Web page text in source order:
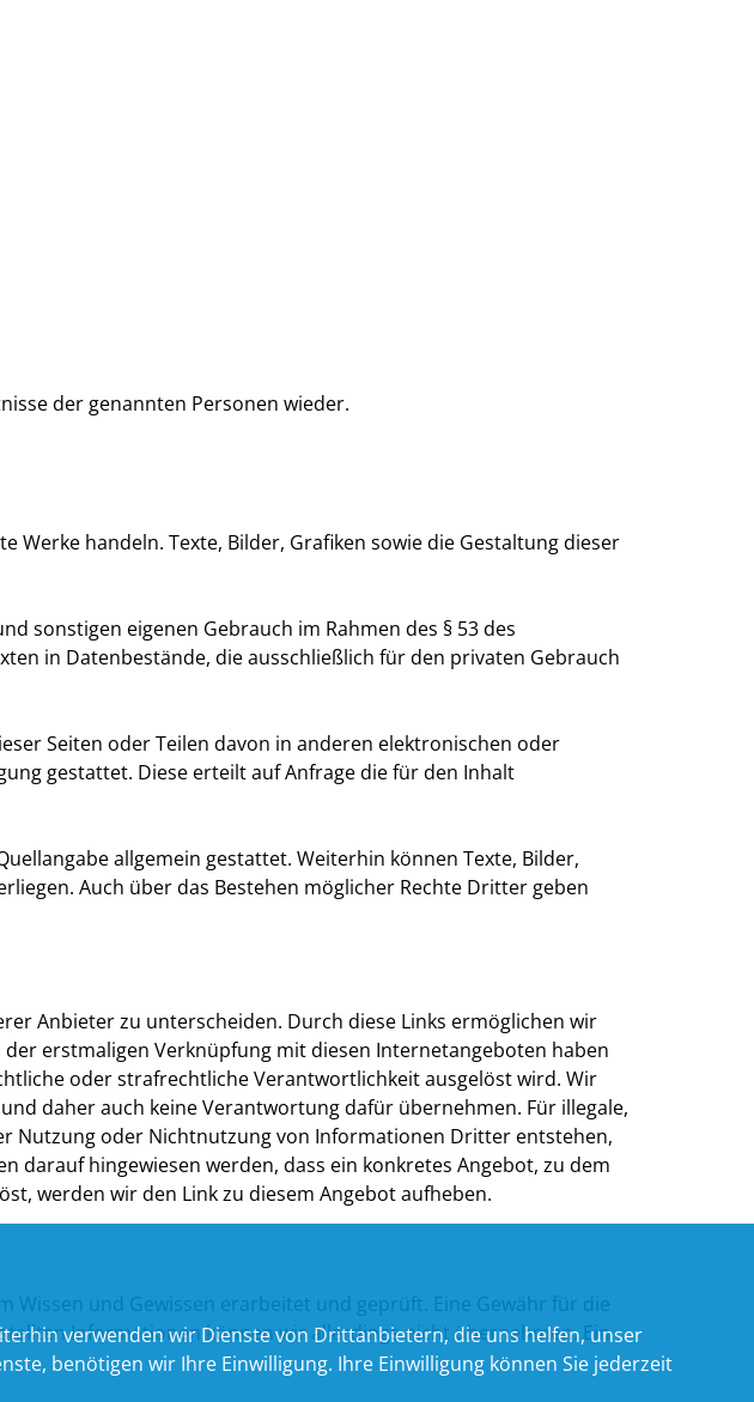
der genannten Personen wieder.
handeln. Texte, Bilder, Grafiken sowie die Gestaltung dieser
sonstigen eigenen Gebrauch im Rahmen des § 53 des
in Datenbestände, die ausschließlich für den privaten Gebrauch
Seiten oder Teilen davon in anderen elektronischen oder
gestattet. Diese erteilt auf Anfrage die für den Inhalt
allgemein gestattet. Weiterhin können Texte, Bilder,
Auch über das Bestehen möglicher Rechte Dritter geben
Anbieter zu unterscheiden. Durch diese Links ermöglichen wir
erstmaligen Verknüpfung mit diesen Internetangeboten haben
oder strafrechtliche Verantwortlichkeit ausgelöst wird. Wir
daher auch keine Verantwortung dafür übernehmen. Für illegale,
Nutzung oder Nichtnutzung von Informationen Dritter entstehen,
darauf hingewiesen werden, dass ein konkretes Angebot, zu dem
werden wir den Link zu diesem Angebot aufheben.
und Gewissen erarbeitet und geprüft. Eine Gewähr für die
Informationen können wir allerdings nicht übernehmen. Ein
verwenden wir Dienste von Drittanbietern, die uns helfen, unser
benötigen wir Ihre Einwilligung. Ihre Einwilligung können Sie jederzeit